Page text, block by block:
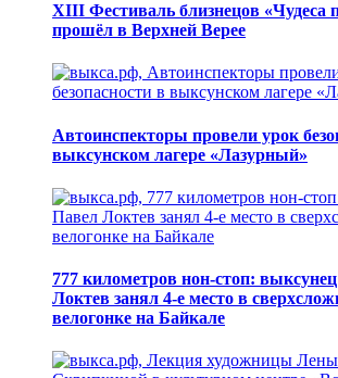
XIII Фестиваль близнецов «Чудеса
прошёл в Верхней Верее
Автоинспекторы провели урок
выксунском лагере «Лазурный»
777 километров нон-стоп:
Локтев занял 4-е место в
велогонке на Байкале